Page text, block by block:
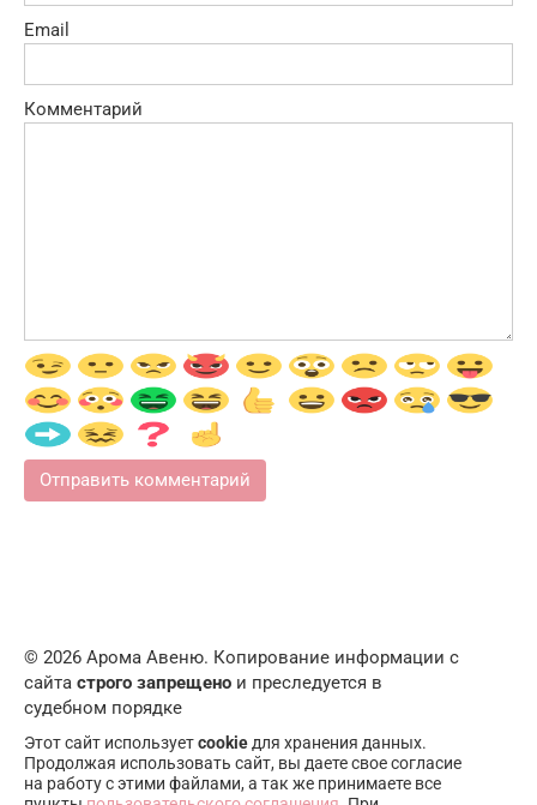
Email
Комментарий
© 2026 Арома Авеню. Копирование информации с
сайта строго запрещено и преследуется в
судебном порядке
Этот сайт используетcookieдля хранения данных.
Продолжая использовать сайт, вы даете свое согласие
на работу с этими файлами, а так же принимаете все